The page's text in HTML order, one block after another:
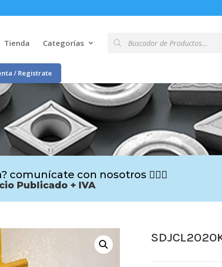
Tienda Categorías de
productos
/ Registrate
comunícate con nosotros 🙋🏻‍♂️
Publicado + IVA